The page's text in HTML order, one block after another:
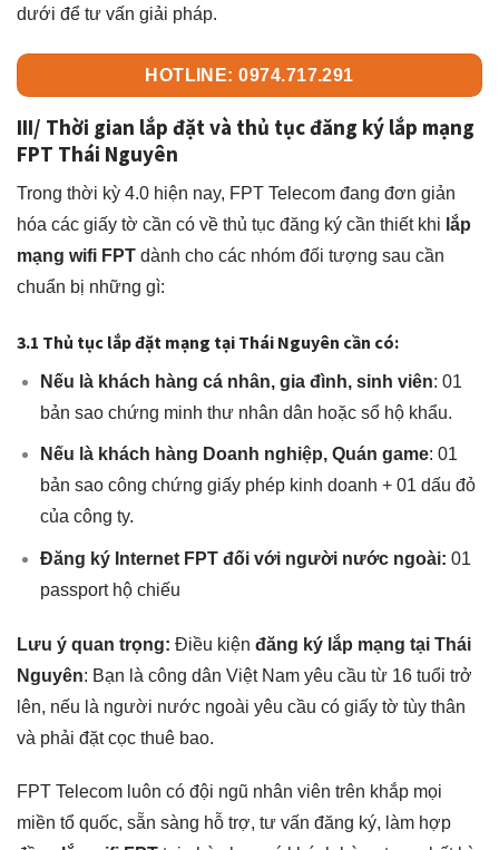
dưới để tư vấn giải pháp.
HOTLINE: 0974.717.291
III/ Thời gian lắp đặt và thủ tục đăng ký lắp mạng
FPT Thái Nguyên
Trong thời kỳ 4.0 hiện nay, FPT Telecom đang đơn giản
hóa các giấy tờ cần có về thủ tục đăng ký cần thiết khi lắp
mạng wifi FPT dành cho các nhóm đối tượng sau cần
chuẩn bị những gì:
3.1 Thủ tục lắp đặt mạng tại Thái Nguyên cần có:
Nếu là khách hàng cá nhân, gia đình, sinh viên: 01
bản sao chứng minh thư nhân dân hoặc sổ hộ khẩu.
Nếu là khách hàng Doanh nghiệp, Quán game: 01
bản sao công chứng giấy phép kinh doanh + 01 dấu đỏ
của công ty.
Đăng ký Internet FPT đối với người nước ngoài: 01
passport hộ chiếu
Lưu ý quan trọng: Điều kiện đăng ký lắp mạng tại Thái
Nguyên: Bạn là công dân Việt Nam yêu cầu từ 16 tuổi trở
lên, nếu là người nước ngoài yêu cầu có giấy tờ tùy thân
và phải đặt cọc thuê bao.
FPT Telecom luôn có đội ngũ nhân viên trên khắp mọi
miền tổ quốc, sẵn sàng hỗ trợ, tư vấn đăng ký, làm hợp